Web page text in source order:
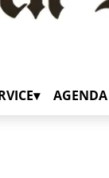
AGENDA